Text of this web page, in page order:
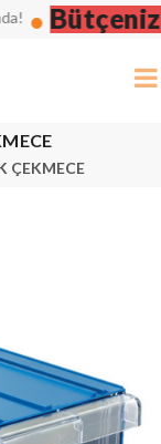
Bütçenizi
ÇEKMECE